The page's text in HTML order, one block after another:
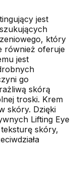
jest
który
również oferuje
jest
go
skórą
troski. Krem
skóry. Dzięki
Lifting Eye
skóry,